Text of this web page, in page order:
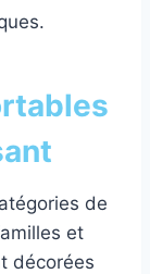
de
et
décorées